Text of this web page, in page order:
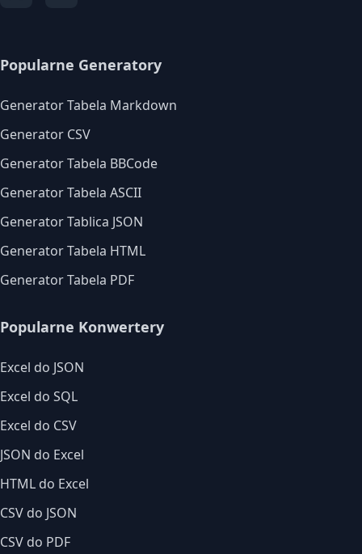
Popularne Generatory
Generator Tabela Markdown
Generator CSV
Generator Tabela BBCode
Generator Tabela ASCII
Generator Tablica JSON
Generator Tabela HTML
Generator Tabela PDF
Popularne Konwertery
Excel do JSON
Excel do SQL
Excel do CSV
JSON do Excel
HTML do Excel
CSV do JSON
CSV do PDF